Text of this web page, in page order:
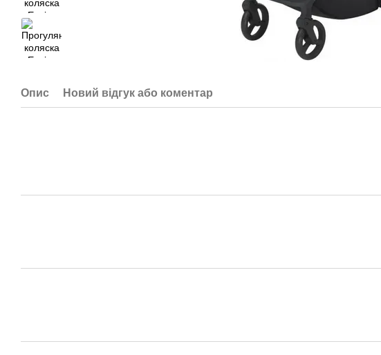
Опис Новий відгук або коментар